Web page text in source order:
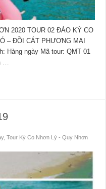
2020 TOUR 02 ĐẢO KỲ CO
– ĐỒI CÁT PHƯƠNG MAI
Hàng ngày Mã tour: QMT 01
…
,Tour Kỳ Co Nhơn Lý - Quy Nhơn